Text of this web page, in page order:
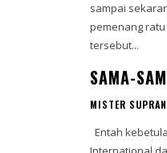
sampai
pemenang ratu
tersebut...
SAMA-
MISTER